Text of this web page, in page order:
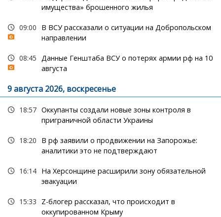
имущества» брошенного жилья
09:00
В ВСУ рассказали о ситуации на Добропольском
направлении
08:45
Данные Генштаба ВСУ о потерях армии рф на 10
августа
9 августа 2026, воскресенье
18:57 Оккупанты создали новые зоны контроля в
приграничной области Украины
18:20
В рф заявили о продвижении на Запорожье:
аналитики это не подтверждают
16:14 На Херсонщине расширили зону обязательной
эвакуации
15:33
Z-блогер рассказал, что происходит в
оккупированном Крыму